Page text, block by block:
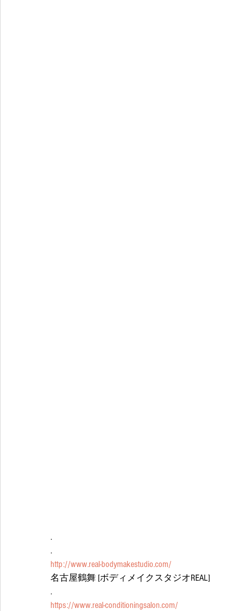
.
.
http://www.real-bodymakestudio.com/
名古屋鶴舞 [ボディメイクスタジオREAL]
.
https://www.real-conditioningsalon.com/